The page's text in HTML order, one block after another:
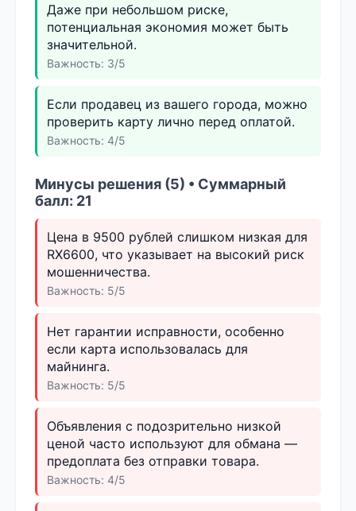
Даже при небольшом риске,
потенциальная экономия может быть
значительной.
Важность: 3/5
Если продавец из вашего города, можно
проверить карту лично перед оплатой.
Важность: 4/5
Минусы решения (5) • Суммарный
балл: 21
Цена в 9500 рублей слишком низкая для
RX6600, что указывает на высокий риск
мошенничества.
Важность: 5/5
Нет гарантии исправности, особенно
если карта использовалась для
майнинга.
Важность: 5/5
Объявления с подозрительно низкой
ценой часто используют для обмана —
предоплата без отправки товара.
Важность: 4/5